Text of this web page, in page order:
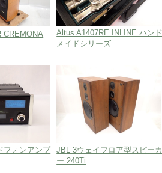
市店
店
店
CREMONA
Altus A1407RE INLINE ハンド
メイドシリーズ
フォンアンプ
JBL 3ウェイフロア型スピーカ
ー 240Ti